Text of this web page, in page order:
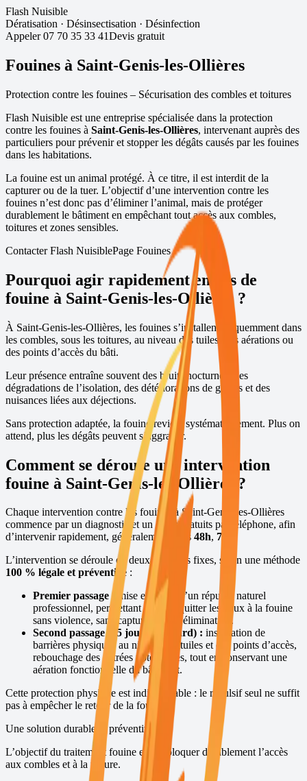
Flash Nuisible
Dératisation · Désinsectisation · Désinfection
Appeler 07 70 35 33 41Devis gratuit
Fouines à Saint-Genis-les-Ollières
Protection contre les fouines – Sécurisation des combles et toitures
Flash Nuisible est une entreprise spécialisée dans la protection
contre les fouines à Saint-Genis-les-Ollières, intervenant auprès des
particuliers pour prévenir et stopper les dégâts causés par les fouines
dans les habitations.
La fouine est un animal protégé. À ce titre, il est interdit de la
capturer ou de la tuer. L’objectif d’une intervention contre les
fouines n’est donc pas d’éliminer l’animal, mais de protéger
durablement le bâtiment en empêchant tout accès aux combles,
toitures et zones sensibles.
Contacter Flash NuisiblePage Fouines
Pourquoi agir rapidement en cas de
fouine à Saint-Genis-les-Ollières?
À Saint-Genis-les-Ollières, les fouines s’installent fréquemment dans
les combles, sous les toitures, au niveau des tuiles, des aérations ou
des points d’accès du bâti.
Leur présence entraîne souvent des bruits nocturnes, des
dégradations de l’isolation, des détériorations de gaines et des
nuisances liées aux déjections.
Sans protection adaptée, la fouine revient systématiquement. Plus on
attend, plus les dégâts peuvent s’aggraver.
Comment se déroule une intervention
fouine à Saint-Genis-les-Ollières ?
Chaque intervention contre les fouines àSaint-Genis-les-Ollières
commence par un diagnostic et un devis gratuits par téléphone, afin
d’intervenir rapidement, généralement sous 48h, 7j/7
L’intervention se déroule en deux passages fixes, selon une méthode
100 % légale et préventive :
Premier passage :
mise en place d’un répulsif naturel
professionnel, permettant de faire quitter les lieux à la fouine
sans violence, sans capture et sans élimination.
Second passage (15 jours plus tard) : installation de
barrières physiques au niveau des tuiles et des points d’accès,
rebouchage des entrées potentielles, tout en conservant une
aération fonctionnelle du bâtiment.
Cette protection physique est indispensable : le répulsif seul ne suffit
pas à empêcher le retour de la fouine.
Une solution durable et préventive
L’objectif du traitement fouine est de bloquer durablement l’accès
aux combles et à la toiture.